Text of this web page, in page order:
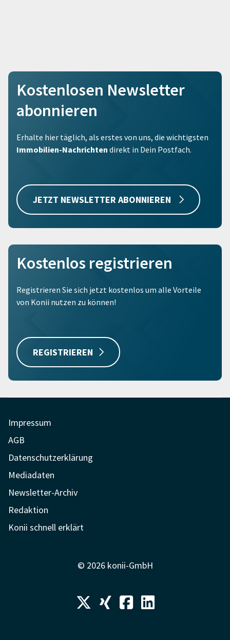
Kostenlosen Newsletter
abonnieren
Erhalte hier täglich, als erstes von uns, die wichtigsten
Immobilien-Nachrichten direkt in Dein Postfach.
JETZT NEWSLETTER ABONNIEREN
Kostenlos registrieren
Registrieren Sie sich jetzt kostenlos um alle Vorteile
von Konii nutzen zu können!
REGISTRIEREN
Impressum
AGB
Datenschutzerklärung
Mediadaten
Newsletter-Archiv
Redaktion
Konii schnell erklärt
© 2026 konii-GmbH